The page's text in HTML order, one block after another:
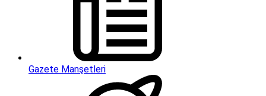
Gazete Manşetleri